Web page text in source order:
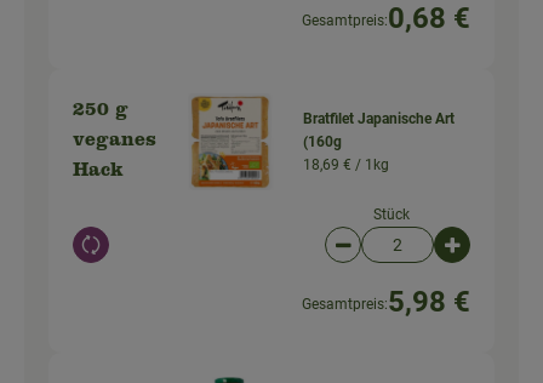
Gesamtpreis:0,68 €
250 g
veganes
Hack
Auswahl ändern
Bratfilet Japanische Art
(160g
18,69 € / 1kg
Stück
Artikelanzahl
Gesamtpreis:5,98 €